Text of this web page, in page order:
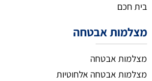
בית חכם
מצלמות אבטחה
מצלמות אבטחה
מצלמות אבטחה אלחוטיות